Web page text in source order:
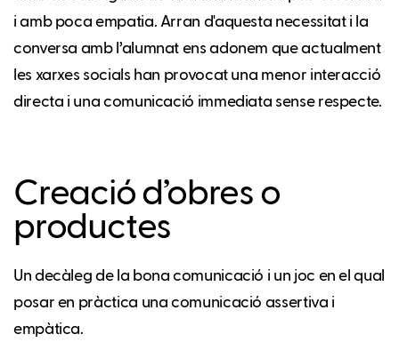
i amb poca empatia. Arran d'aquesta necessitat i la
conversa amb l’alumnat ens adonem que actualment
les xarxes socials han provocat una menor interacció
directa i una comunicació immediata sense respecte.
Creació d’obres o
productes
Un decàleg de la bona comunicació i un joc en el qual
posar en pràctica una comunicació assertiva i
empàtica.